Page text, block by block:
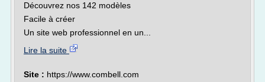
Découvrez nos 142 modèles
Facile à créer
Un site web professionnel en un...
Lire la suite
Site : https://www.combell.com